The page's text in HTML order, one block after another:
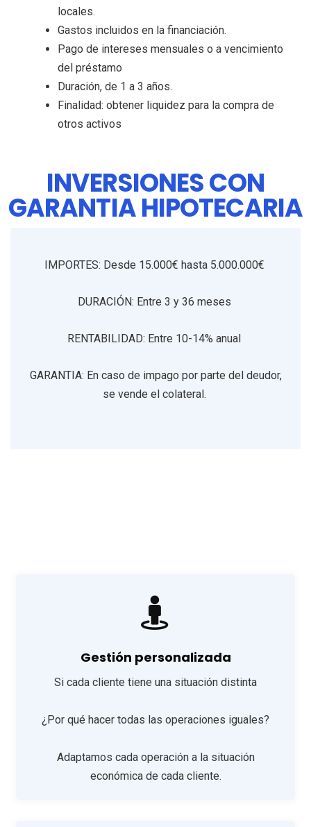
locales.
Gastos incluidos en la financiación.
Pago de intereses mensuales o a vencimiento
del préstamo
Duración, de 1 a 3 años.
Finalidad: obtener liquidez para la compra de
otros activos
INVERSIONES CON
GARANTIA HIPOTECARIA
IMPORTES: Desde 15.000€ hasta 5.000.000€
DURACIÓN: Entre 3 y 36 meses
RENTABILIDAD: Entre 10-14% anual
GARANTIA: En caso de impago por parte del deudor,
se vende el colateral.
Gestión personalizada
Si cada cliente tiene una situación distinta
¿Por qué hacer todas las operaciones iguales?
Adaptamos cada operación a la situación
económica de cada cliente.